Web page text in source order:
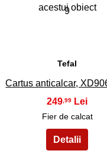
9
Tefal
Cartus anticalcar,
249 ,99
Fier de calcat